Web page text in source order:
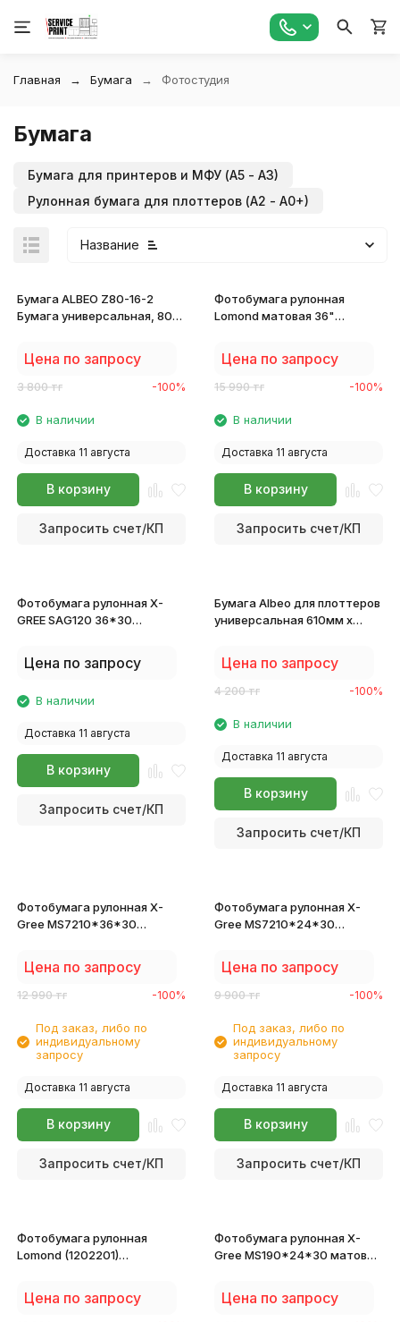
Главная Бумага Фотостудия
Бумага
Бумага для принтеров и МФУ (А5 - А3)
Рулонная бумага для плоттеров (А2 - А0+)
Название
Бумага ALBEO Z80-16-2
Бумага универсальная, 80г/
Цена по запросу
3 800 тг -100%
В наличии
Доставка 11 августа
В корзину
Запросить счет/КП
Фотобумага рулонная
Lomond матовая 36"
Цена по запросу
15 990 тг -100%
В наличии
Доставка 11 августа
В корзину
Запросить счет/КП
Фотобумага рулонная X-
GREE SAG120 36*30
(914мм*30м*50мм) 120 г
Цена по запросу
В наличии
Доставка 11 августа
В корзину
Запросить счет/КП
Бумага Albeo для плоттеров
универсальная 610мм х
Цена по запросу
4 200 тг -100%
В наличии
Доставка 11 августа
В корзину
Запросить счет/КП
Фотобумага рулонная X-
Gree MS7210*36*30
Цена по запросу
12 990 тг -100%
Под заказ, либо по
индивидуальному
запросу
Доставка 11 августа
В корзину
Запросить счет/КП
Фотобумага рулонная X-
Gree MS7210*24*30
Цена по запросу
9 900 тг -100%
Под заказ, либо по
индивидуальному
запросу
Доставка 11 августа
В корзину
Запросить счет/КП
Фотобумага рулонная
Lomond (1202201)
Цена по запросу
Фотобумага рулонная X-
Gree MS190*24*30 матовая
Цена по запросу